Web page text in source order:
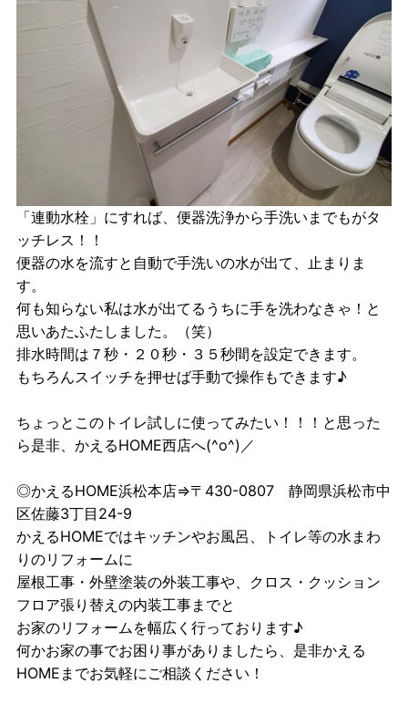
「連動水栓」にすれば、便器洗浄から手洗いまでもがタ
ッチレス！！
便器の水を流すと自動で手洗いの水が出て、止まりま
す。
何も知らない私は水が出てるうちに手を洗わなきゃ！と
思いあたふたしました。（笑）
排水時間は７秒・２０秒・３５秒間を設定できます。
もちろんスイッチを押せば手動で操作もできます♪
ちょっとこのトイレ試しに使ってみたい！！！と思った
ら是非、かえるHOME西店へ(^o^)／
◎かえるHOME浜松本店⇒〒430-0807 静岡県浜松市中
区佐藤3丁目24-9
かえるHOMEではキッチンやお風呂、トイレ等の水まわ
りのリフォームに
屋根工事・外壁塗装の外装工事や、クロス・クッション
フロア張り替えの内装工事までと
お家のリフォームを幅広く行っております♪
何かお家の事でお困り事がありましたら、是非かえる
HOMEまでお気軽にご相談ください！